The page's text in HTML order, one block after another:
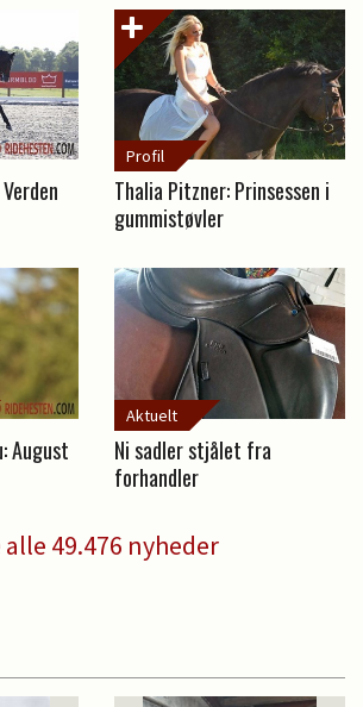
Profil
Thalia Pitzner: Prinsessen i
gummistøvler
August
Aktuelt
Ni sadler stjålet fra
forhandler
alle 49.476 nyheder